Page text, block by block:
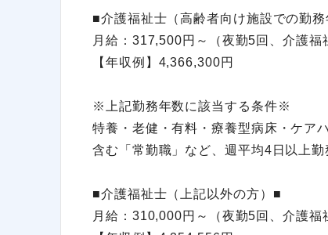
■介護福祉士（高齢者向け施設での勤
月給：317,500円～（夜勤5回、介護
【年収例】4,366,300円
※上記勤務年数に該当する条件※
特養・老健・有料・療養型病床・ケア
含む「常勤職」など、週平均4日以上
■介護福祉士（上記以外の方）■
月給：310,000円～（夜勤5回、介護